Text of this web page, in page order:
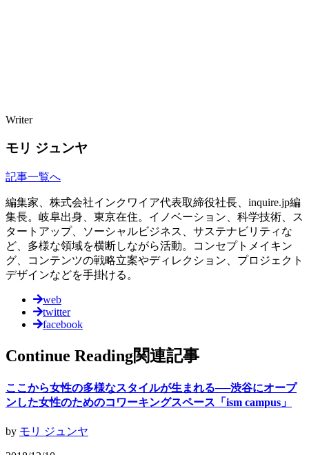
Writer
モリ ジュンヤ
記事一覧へ
編集家、株式会社インクワイア代表取締役社長、inquire.jp編
集長。岐阜出身、東京在住。イノベーション、科学技術、ス
タートアップ、ソーシャルビジネス、サステナビリティな
ど、多様な領域を横断しながら活動。コンセプトメイキン
グ、コンテンツの戦略立案やディレクション、プロジェクト
デザインなどを手掛ける。
web
twitter
facebook
Continue Reading関連記事
ここから女性の多様なスタイルが生まれる──渋谷にオープ
ンした女性のためのコワーキングスペース「ism campus」
by モリ ジュンヤ